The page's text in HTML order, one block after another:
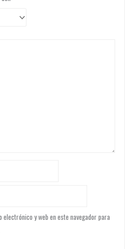
electrónico y web en este navegador para